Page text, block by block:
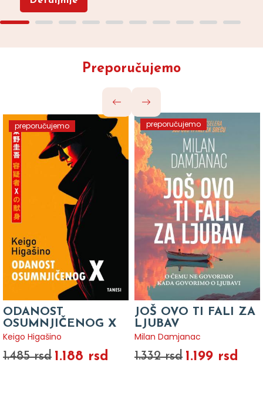
Preporučujemo
preporučujemo
ODANOST
OSUMNJIČENOG X
Keigo Higašino
1.485 rsd 1.188 rsd
preporučujemo
JOŠ OVO TI FALI ZA
LJUBAV
Milan Damjanac
1.332 rsd 1.199 rsd